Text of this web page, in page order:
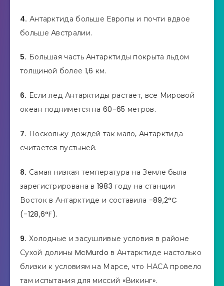
4. Антарктида больше Европы и почти вдвое
больше Австралии.
5. Большая часть Антарктиды покрыта льдом
толщиной более 1,6 км.
6. Если лед Антарктиды растает, все Мировой
океан поднимется на 60-65 метров.
7. Поскольку дождей так мало, Антарктида
считается пустыней.
8. Самая низкая температура на Земле была
зарегистрирована в 1983 году на станции
Восток в Антарктиде и составила -89,2°C
(-128,6°F).
9. Холодные и засушливые условия в районе
Сухой долины McMurdo в Антарктиде настолько
близки к условиям на Марсе, что НАСА провело
там испытания для миссий «Викинг».